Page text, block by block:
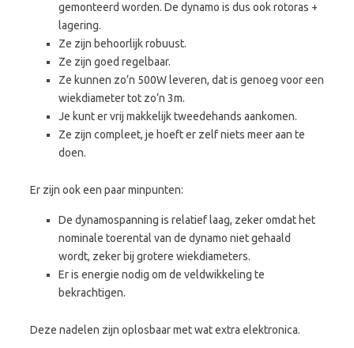
gemonteerd worden. De dynamo is dus ook rotoras +
lagering.
Ze zijn behoorlijk robuust.
Ze zijn goed regelbaar.
Ze kunnen zo’n 500W leveren, dat is genoeg voor een
wiekdiameter tot zo’n 3m.
Je kunt er vrij makkelijk tweedehands aankomen.
Ze zijn compleet, je hoeft er zelf niets meer aan te
doen.
Er zijn ook een paar minpunten:
De dynamospanning is relatief laag, zeker omdat het
nominale toerental van de dynamo niet gehaald
wordt, zeker bij grotere wiekdiameters.
Er is energie nodig om de veldwikkeling te
bekrachtigen.
Deze nadelen zijn oplosbaar met wat extra elektronica.